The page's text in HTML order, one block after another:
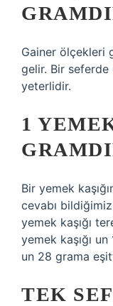
Gainer ölçekleri
gelir. Bir
yeterlidir.
1
Bir yemek
cevabı
yemek kaşığı
yemek kaşığı
un 28 grama
TEK